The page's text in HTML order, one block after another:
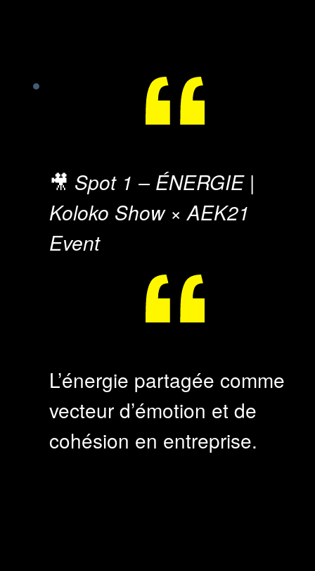
🎥 Spot 1 – ÉNERGIE |
Koloko Show × AEK21
Event
L’énergie partagée comme
vecteur d’émotion et de
cohésion en entreprise.